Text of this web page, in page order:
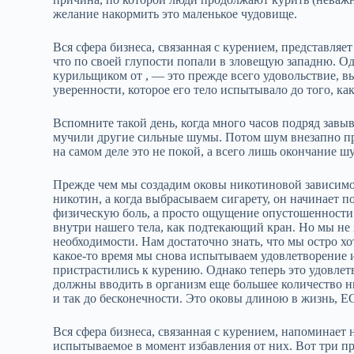
желание накормить это маленькое чудовище.
Вся сфера бизнеса, связанная с курением,
что по своей глупости попали в зловещую западню.
курильщиком от , — это прежде всего удовольствие,
уверенности, которое его тело испытывало до того,
Вспомните такой день, когда много часов подряд
мучили другие сильные шумы. Потом шум внезапно
на самом деле это не покой, а всего лишь окончание
Прежде чем мы создадим оковы никотиновой
никотин, а когда выбрасываем сигарету, он
физическую боль, а просто ощущение
внутри нашего тела, как подтекающий кран. Но мы
необходимости. Нам достаточно знать, что мы остро
какое‑то время мы снова испытываем
пристрастились к курению. Однако теперь это
должны вводить в организм еще большее количество
и так до бесконечности. Это оковы длиною в
Вся сфера бизнеса, связанная с курением,
испытываемое в момент избавления от них. Вот три